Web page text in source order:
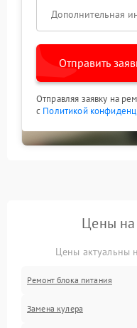
Отправить
Отправляя заявку на
с Политикой
Цены на
Цены актуальны
Ремонт блока питания
Замена кулера